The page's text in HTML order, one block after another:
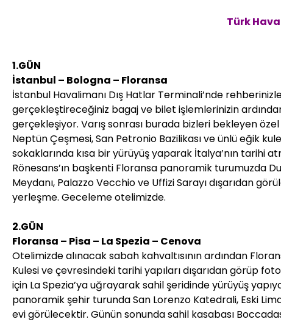
Türk Hava
1.GÜN
İstanbul – Bologna – Floransa
İstanbul Havalimanı Dış Hatlar Terminali’nde
gerçekleştireceğiniz bagaj ve bilet işlemlerinizin
gerçekleşiyor. Varış sonrası burada bizleri bekleyen
Neptün Çeşmesi, San Petronio Bazilikası ve ünlü eğik
sokaklarında kısa bir yürüyüş yaparak İtalya’nın tarihi
Rönesans’ın başkenti Floransa panoramik turumuzda
Meydanı, Palazzo Vecchio ve Uffizi Sarayı dışarıdan
yerleşme. Geceleme otelimizde.
2.GÜN
Floransa – Pisa – La Spezia – Cenova
Otelimizde alınacak sabah kahvaltısının ardından
Kulesi ve çevresindeki tarihi yapıları dışarıdan görüp
için La Spezia’ya uğrayarak sahil şeridinde yürüyüş
panoramik şehir turunda San Lorenzo Katedrali, Eski
evi görülecektir. Günün sonunda sahil kasabası